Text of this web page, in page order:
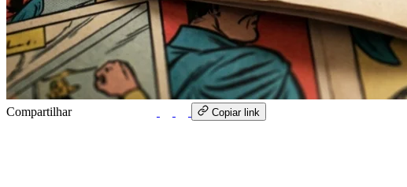
Compartilhar Copiar link